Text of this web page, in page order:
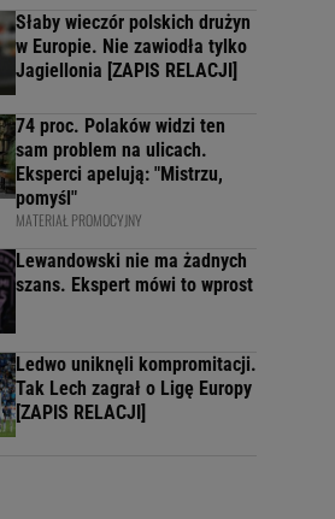
Słaby wieczór polskich drużyn
w Europie. Nie zawiodła tylko
Jagiellonia [ZAPIS RELACJI]
74 proc. Polaków widzi ten
sam problem na ulicach.
Eksperci apelują: "Mistrzu,
pomyśl"
MATERIAŁ PROMOCYJNY
Lewandowski nie ma żadnych
szans. Ekspert mówi to wprost
Ledwo uniknęli kompromitacji.
Tak Lech zagrał o Ligę Europy
[ZAPIS RELACJI]